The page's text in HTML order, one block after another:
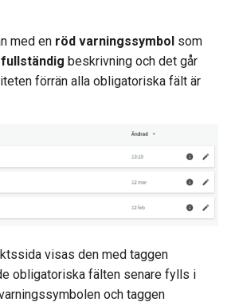
med en röd varningssymbol som
beskrivning och det går
förrän alla obligatoriska fält är
visas den med taggen
obligatoriska fälten senare fylls i
och taggen